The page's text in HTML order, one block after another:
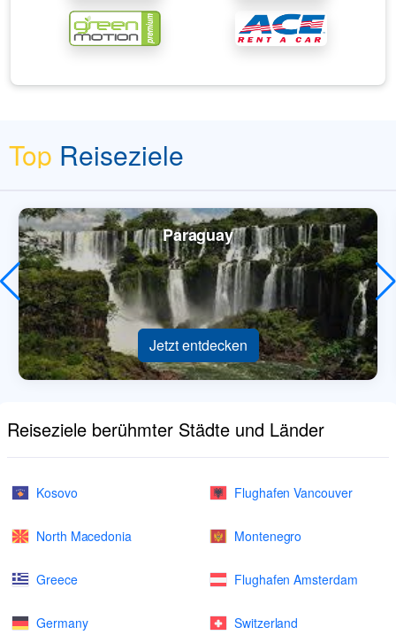
Top Reiseziele
Paraguay
Jetzt entdecken
Reiseziele berühmter Städte und Länder
Kosovo Flughafen Vancouver
North Macedonia Montenegro
Greece Flughafen Amsterdam
Germany Switzerland